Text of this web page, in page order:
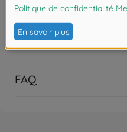
Les avis
FAQ